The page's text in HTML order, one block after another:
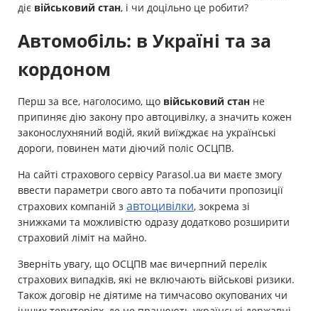
діє військовий стан, і чи доцільно це робити?
Автомобіль: в Україні та за
кордоном
Перш за все, наголосимо, що військовий стан не
припиняє дію закону про автоцивілку, а значить кожен
законослухняний водій, який виїжджає на українські
дороги, повинен мати діючий поліс ОСЦПВ.
На сайті страхового сервісу Parasol.ua ви маєте змогу
ввести параметри свого авто та побачити пропозиції
страхових компаній з автоцивілки, зокрема зі
знижками та можливістю одразу додатково розширити
страховий ліміт на майно.
Зверніть увагу, що ОСЦПВ має вичерпний перелік
страхових випадків, які не включають військові ризики.
Також договір не діятиме на тимчасово окупованих чи